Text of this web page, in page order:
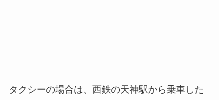
タクシーの場合は、西鉄の天神駅から乗車した